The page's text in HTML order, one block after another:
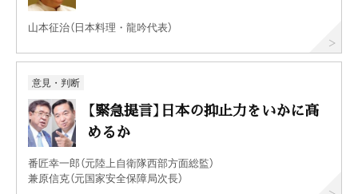
山本征治（日本料理・龍吟代表）
意見・判断
【緊急提言】日本の抑止力をいかに高
めるか
番匠幸一郎（元陸上自衛隊西部方面総監）
兼原信克（元国家安全保障局次長）